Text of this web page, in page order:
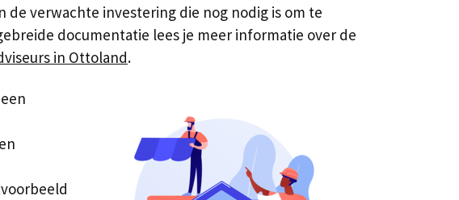
verwachte investering die nog nodig is om te
documentatie lees je meer informatie over de
in Ottoland.